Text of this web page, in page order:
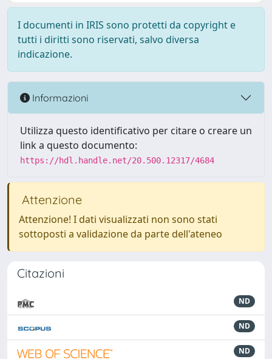
I documenti in IRIS sono protetti da copyright e
tutti i diritti sono riservati, salvo diversa
indicazione.
Informazioni
Utilizza questo identificativo per citare o creare un
link a questo documento:
https://hdl.handle.net/20.500.12317/4684
Attenzione
Attenzione! I dati visualizzati non sono stati
sottoposti a validazione da parte dell'ateneo
Citazioni
ND
ND
ND